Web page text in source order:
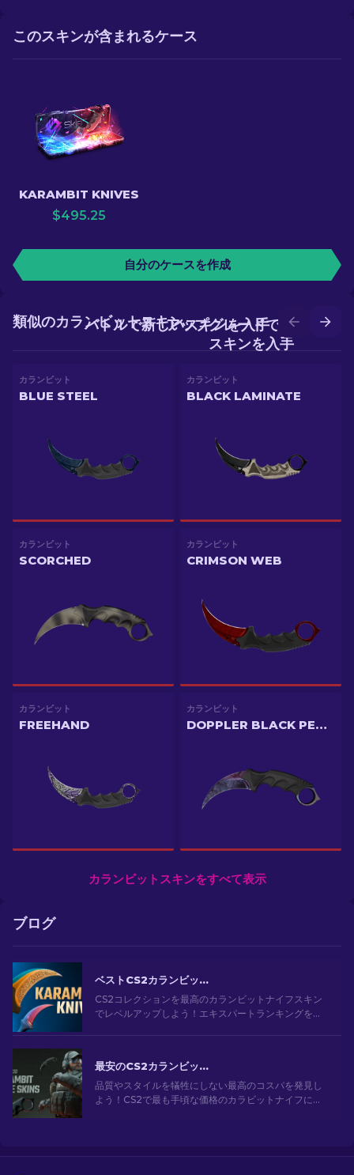
このスキンが含まれるケース
KARAMBIT KNIVES
$495.25
自分のケースを作成
アップグレードでより良い
スキンを入手
バトルで新しいスキンを入手
類似のカランビットスキン
カランビット
BLUE STEEL
カランビット
BLACK LAMINATE
カランビット
SCORCHED
カランビット
CRIMSON WEB
カランビット
FREEHAND
カランビット
DOPPLER BLACK PEARL
カランビットスキンをすべて表示
ブログ
ベストCS2カランビットナイフスキン
CS2コレクションを最高のカランビットナイフスキン
でレベルアップしよう！エキスパートランキングをチ
最安のCS2カランビットナイフスキン [2026]
品質やスタイルを犠牲にしない最高のコスパを発見し
よう！CS2で最も手頃な価格のカラビットナイフにつ